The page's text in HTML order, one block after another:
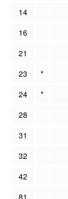
14
16
21
23
*
24
*
28
31
32
42
81